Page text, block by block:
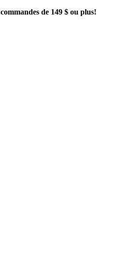
de 149 $ ou plus!